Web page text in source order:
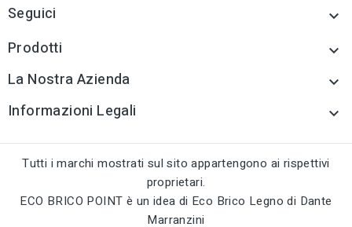
Seguici 
Prodotti 
La Nostra Azienda 
Informazioni Legali 
Tutti i marchi mostrati sul sito appartengono ai rispettivi
proprietari.
ECO BRICO POINT è un idea di Eco Brico Legno di Dante
Marranzini